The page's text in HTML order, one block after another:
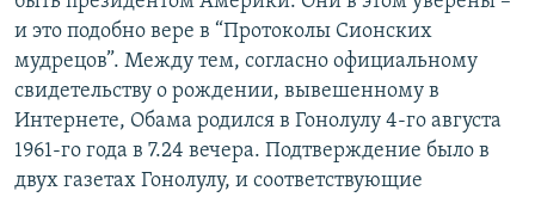
и это подобно вере в “Протоколы Сионских
мудрецов”. Между тем, согласно официальному
свидетельству о рождении, вывешенному в
Интернете, Обама родился в Гонолулу 4-го августа
1961-го года в 7.24 вечера. Подтверждение было в
двух газетах Гонолулу, и соответствующие